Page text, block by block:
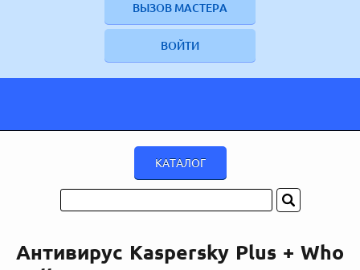
ВЫЗОВ МАСТЕРА
ВОЙТИ
Антивирус Kaspersky Plus + Who